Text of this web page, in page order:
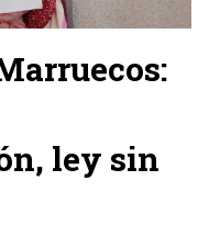
ley sin